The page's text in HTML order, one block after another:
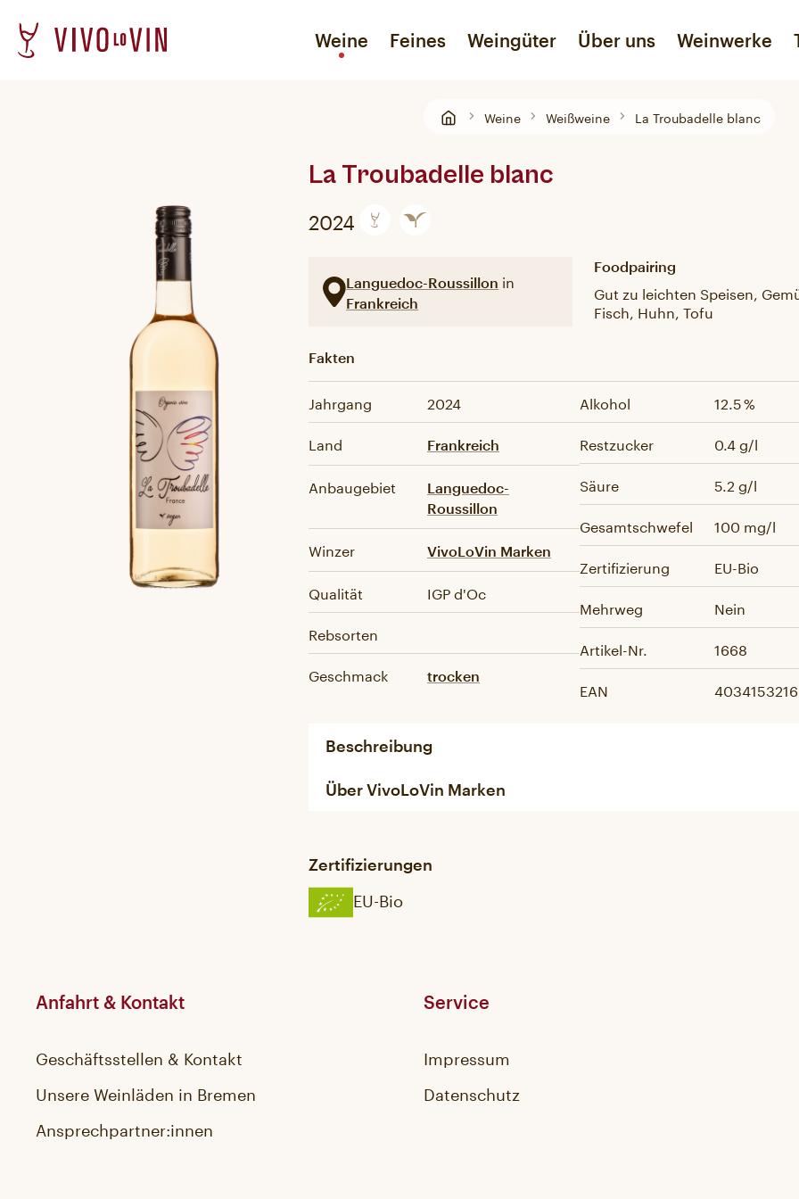
Weine Feines Weingüter Über uns Weinwerke
Roséweine
Naturweine
Liköre
Unser Geschmackslabor
Weine Weißweine La Troubadelle blanc
La Troubadelle blanc
2024
Languedoc-Roussillon in
Frankreich
Foodpairing
Gut zu leichten Speisen,
Fisch, Huhn, Tofu
Fakten
Jahrgang
2024
Land
Frankreich
Anbaugebiet
Languedoc-
Roussillon
Winzer VivoLoVin Marken
Qualität
IGP d'Oc
Rebsorten
Geschmack
trocken
Alkohol
12.5 %
Restzucker
0.4 g/l
Säure
5.2 g/l
Gesamtschwefel
100 mg/l
Zertifizierung
EU-Bio
Mehrweg
Nein
Artikel-Nr.
1668
EAN
Beschreibung
Über VivoLoVin Marken
Zertifizierungen
EU-Bio
Anfahrt & Kontakt
Geschäftsstellen & Kontakt
Unsere Weinläden in Bremen
Ansprechpartner:innen
Service
Impressum
Datenschutz